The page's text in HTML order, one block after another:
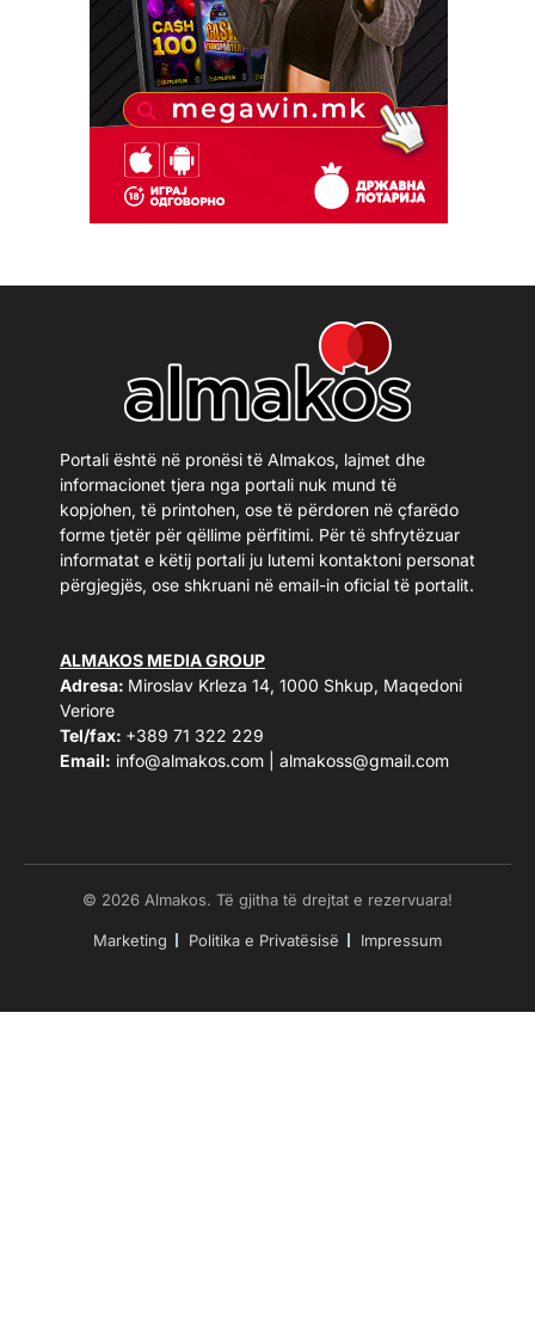
Portali është në pronësi të Almakos, lajmet dhe
informacionet tjera nga portali nuk mund të
kopjohen, të printohen, ose të përdoren në çfarëdo
forme tjetër për qëllime përfitimi. Për të shfrytëzuar
informatat e këtij portali ju lutemi kontaktoni personat
përgjegjës, ose shkruani në email-in oficial të portalit.
ALMAKOS MEDIA GROUP
Adresa: Miroslav Krleza 14, 1000 Shkup, Maqedoni
Veriore
Tel/fax: +389 71 322 229
Email: info@almakos.com almakoss@gmail.com
© 2026 Almakos. Të gjitha të drejtat e rezervuara!
Marketing Politika e Privatësisë Impressum